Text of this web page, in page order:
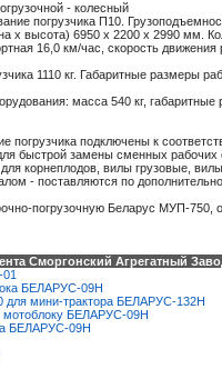
- колесный
погрузчика П10.
х высота) 6950 х 2200 х 2990 мм.
16,0 км/час, скорость движения
1110 кг. Габаритные размеры
масса 540 кг,
погрузчика подключены к
быстрой замены сменных
корнеплодов, вилы грузовые,
- поставляются по
погрузочную Беларус МУП-750,
Сморгонский Агрегатный
БЕЛАРУС-09Н
для мини-трактора БЕЛАРУС-132Н
мотоблоку БЕЛАРУС-09Н
БЕЛАРУС-09Н